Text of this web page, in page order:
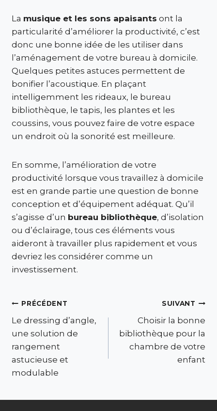
La musique et les sons apaisants ont la
particularité d’améliorer la productivité, c’est
donc une bonne idée de les utiliser dans
l’aménagement de votre bureau à domicile.
Quelques petites astuces permettent de
bonifier l’acoustique. En plaçant
intelligemment les rideaux, le bureau
bibliothèque, le tapis, les plantes et les
coussins, vous pouvez faire de votre espace
un endroit où la sonorité est meilleure.
En somme, l’amélioration de votre
productivité lorsque vous travaillez à domicile
est en grande partie une question de bonne
conception et d’équipement adéquat. Qu’il
s’agisse d’un bureau bibliothèque, d’isolation
ou d’éclairage, tous ces éléments vous
aideront à travailler plus rapidement et vous
devriez les considérer comme un
investissement.
Navigation
de
l’article
PRÉCÉDENT
Le dressing d’angle,
une solution de
rangement
astucieuse et
modulable
SUIVANT
Choisir la bonne
bibliothèque pour la
chambre de votre
enfant